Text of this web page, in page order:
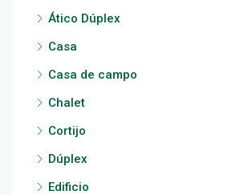
Ático Dúplex
Casa
Casa de campo
Chalet
Cortijo
Dúplex
Edificio